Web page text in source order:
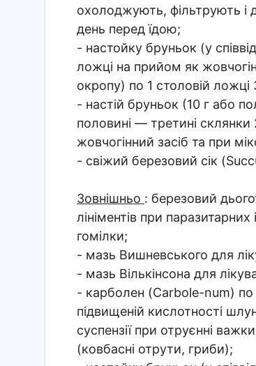
охолоджують, фільтрують і
день перед їдою;
- настойку бруньок (у
ложці на прийом як
окропу) по 1 столовій
- настій бруньок (10 г або
половині — третині
жовчогінний засіб та при
- свіжий березовий сік
Зовнішньо : березовий
лініментів при
гомілки;
- мазь Вишневського для
- мазь Вількінсона для
- карболен (Carbole-num)
підвищеній кислотності
суспензії при отруєнні
(ковбасні отрути, гриби);